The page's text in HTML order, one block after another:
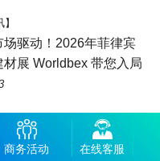
场驱动！2026年菲律宾
材展 Worldbex 带您入局
！探索现在和未来时尚
东京服装服饰及鞋包
商务活动 在线客服